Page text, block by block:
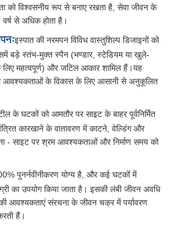
को विश्वसनीय रूप से बनाए रखता है, सेवा जीवन के
से अधिक होता है।
इस्पात की नरमपन विविध वास्तुशिल्प डिजाइनों को
बड़े स्तंभ-मुक्त स्पैन (भण्डार, स्टेडियम या खुले-
लिए महत्वपूर्ण) और जटिल आकार शामिल हैं।यह
आवश्यकताओं के विकास के लिए आसानी से अनुकूलित
के घटकों को आमतौर पर साइट के बाहर पूर्वनिर्मित
कारखाने के वातावरण में काटने, वेल्डिंग और
- साइट पर श्रम आवश्यकताओं और निर्माण समय को
पुनर्नवीनीकरण योग्य है, और कई घटकों में
का उपयोग किया जाता है। इसकी लंबी जीवन अवधि
आवश्यकताएं संरचना के जीवन चक्र में पर्यावरण
हैं।